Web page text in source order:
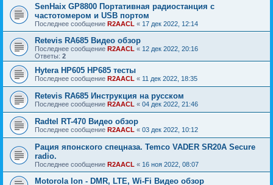
SenHaix GP8800 Портативная радиостанция с
частотомером и USB портом
Последнее сообщение R2AACL « 17 дек 2022, 12:14
Retevis RA685 Видео обзор
Последнее сообщение R2AACL « 12 дек 2022, 20:16
Ответы: 2
Hytera HP605 HP685 тесты
Последнее сообщение R2AACL « 11 дек 2022, 18:35
Retevis RA685 Инструкция на русском
Последнее сообщение R2AACL « 04 дек 2022, 21:46
Radtel RT-470 Видео обзор
Последнее сообщение R2AACL « 03 дек 2022, 10:12
Рация японского спецназа. Temco VADER SR20A Secure
radio.
Последнее сообщение R2AACL « 16 ноя 2022, 08:07
Motorola Ion - DMR, LTE, Wi-Fi Видео обзор